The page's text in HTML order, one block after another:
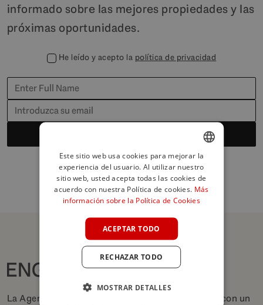
informado sobre las mejores propiedades y las
próximas oportunidades.
He leído y acepto la política de privacidad
La Agencia Inmobiliaria de Lujo Líder en Marbella con un
ENGLISH
SPANISH
POLISH
Este sitio web usa cookies para mejorar la
experiencia del usuario. Al utilizar nuestro
sitio web, usted acepta todas las cookies de
acuerdo con nuestra Política de cookies. Más
información sobre la Política de Cookies
ACEPTAR TODO
RECHAZAR TODO
MOSTRAR DETALLES